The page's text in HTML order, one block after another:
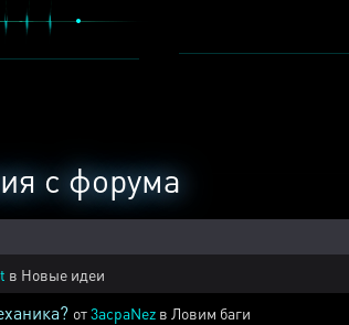
с форума
в Новые идеи
от3acpaNez в Ловим баги